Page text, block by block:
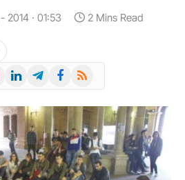
2014 · 01:53 2 Mins Read
LinkedInTelegramFacebook
RSS